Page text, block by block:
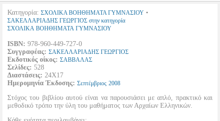
Κατηγορία: ΣΧΟΛΙΚΑ ΒΟΗΘΗΜΑΤΑ ΓΥΜΝΑΣΙΟΥ •
ΣΑΚΕΛΛΑΡΙΑΔΗΣ ΓΕΩΡΓΙΟΣ στην κατηγορία
ΣΧΟΛΙΚΑ ΒΟΗΘΗΜΑΤΑ ΓΥΜΝΑΣΙΟΥ
ISBN: 978-960-449-727-0
Συγγραφέας: ΣΑΚΕΛΛΑΡΙΑΔΗΣ ΓΕΩΡΓΙΟΣ
Εκδοτικός οίκος: ΣΑΒΒΑΛΑΣ
Σελίδες: 528
Διαστάσεις: 24Χ17
Ημερομηνία Έκδοσης: Σεπτέμβριος 2008
Στόχος του βιβλίου αυτού είναι να παρουσιάσει με απλό, πρακτικό και
μεθοδικό τρόπο την ύλη του μαθήματος των Αρχαίων Ελληνικών.